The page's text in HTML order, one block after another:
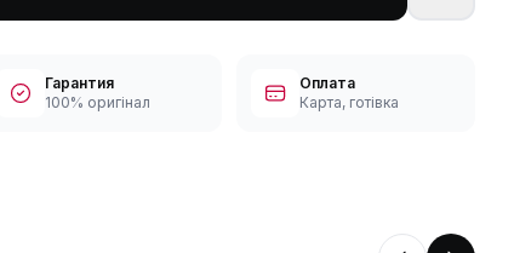
Гарантия
100% оригінал
Оплата
Карта, готівка